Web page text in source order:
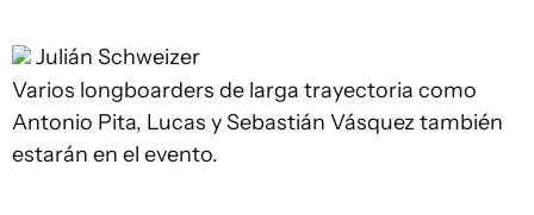
Julián Schweizer
Varios longboarders de larga trayectoria como
Antonio Pita, Lucas y Sebastián Vásquez también
estarán en el evento.